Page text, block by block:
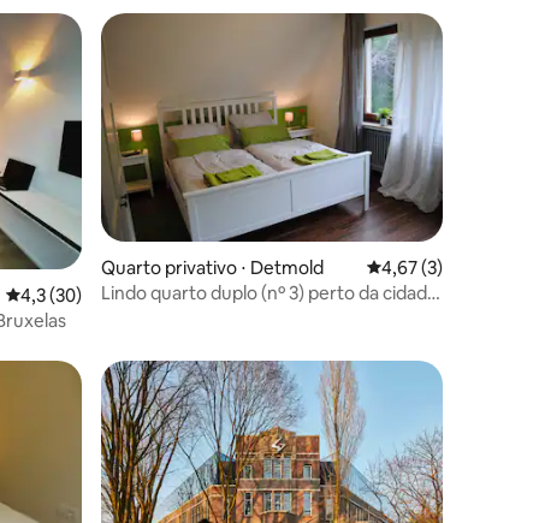
4,3 de uma avaliação média de 5, 30 avaliações
4,3 (30)
Quarto privativo ⋅ Detmold 4,67 de uma
4,67 (3)
Lindo quarto duplo (nº 3) perto da cidade